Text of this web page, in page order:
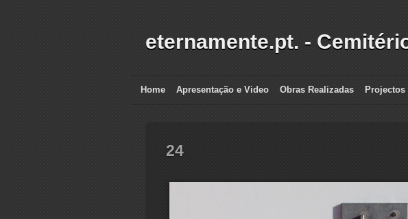
eternamente.pt. -
Home Apresentação e Video Obras Realizadas Projectos
24